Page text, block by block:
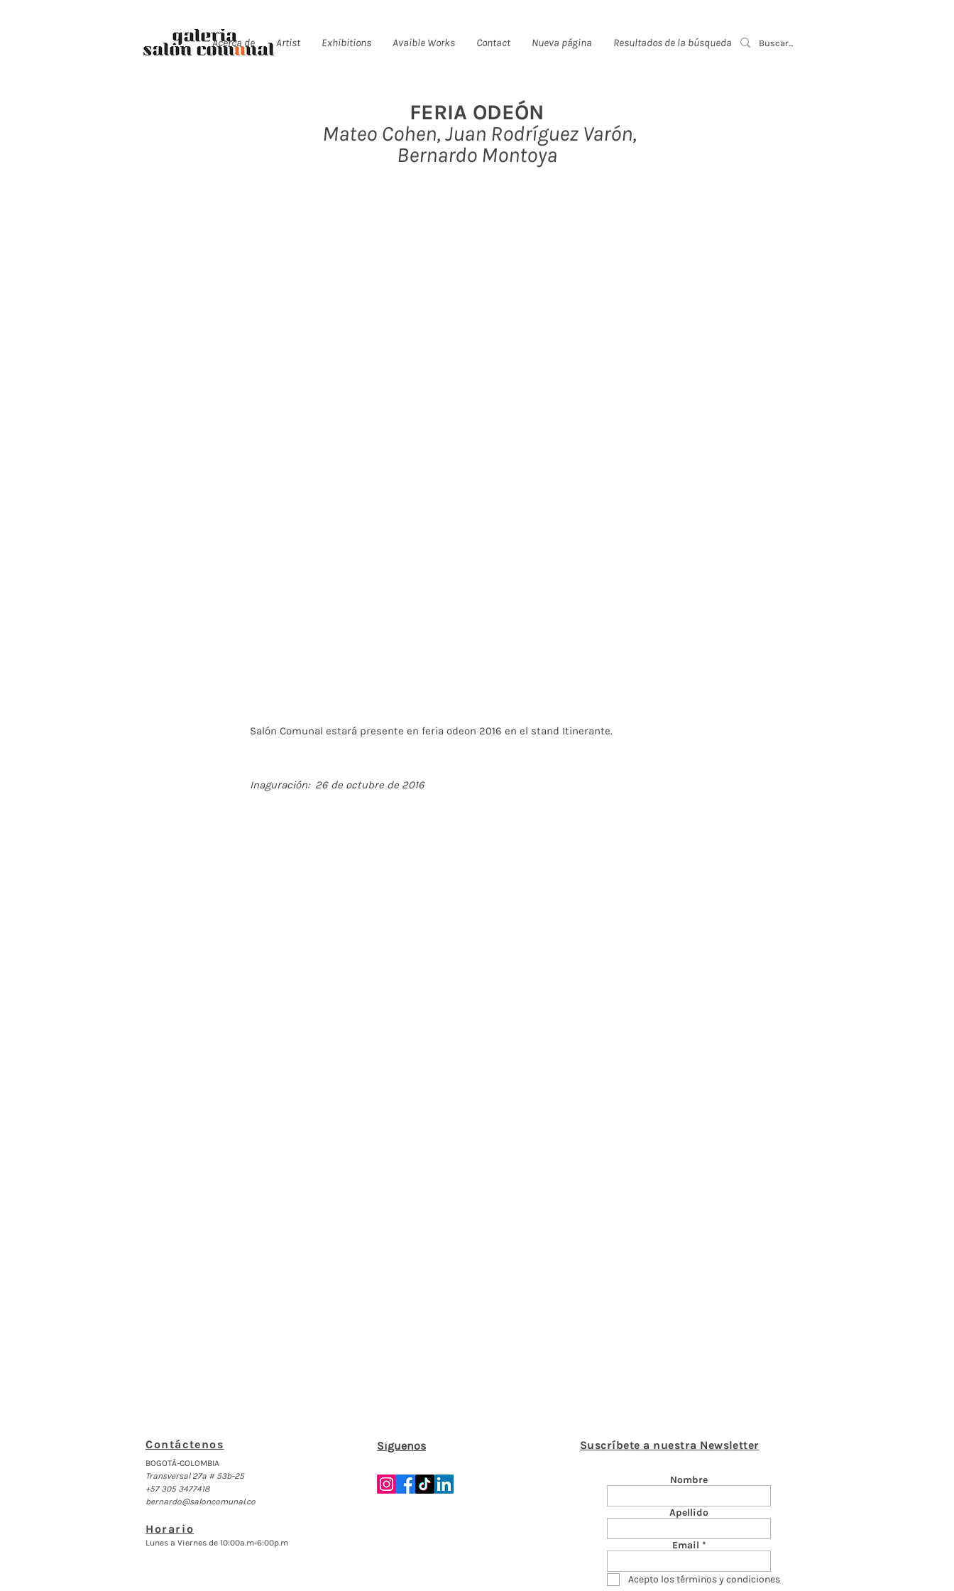
Acerca de Artist Exhibitions Avaible Works Contact Nueva página Resultados de la búsqueda Event List
FERIA ODEÓN
Mateo Cohen, Juan Rodríguez Varón,
Bernardo Montoya
Salón Comunal estará presente en feria odeon 2016 en el stand Itinerante.
Inaguración: 26 de octubre de 2016
Contáctenos
BOGOTÁ-COLOMBIA
Transversal 27a # 53b-25
+57 305 3477418
bernardo@saloncomunal.co
Horario
Lunes a Viernes de 10:00a.m-6:00p.m
Suscríbete a nuestra Newsletter
Nombre
Apellido
Email
Acepto los términos y condiciones
Síguenos